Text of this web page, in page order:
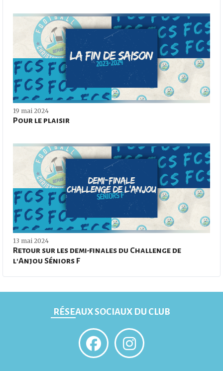
19 mai 2024
Pour le plaisir
13 mai 2024
Retour sur les demi-finales du Challenge de
l'Anjou Séniors F
RÉSEAUX SOCIAUX DU CLUB